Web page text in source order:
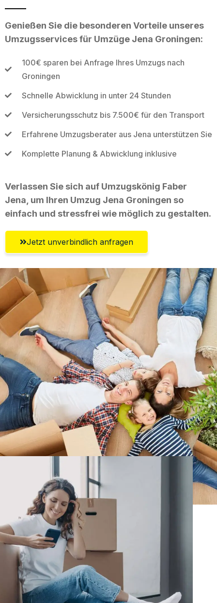
Genießen Sie die besonderen Vorteile unseres
Umzugsservices für Umzüge Jena Groningen:
100€ sparen bei Anfrage Ihres Umzugs nach
Groningen
Schnelle Abwicklung in unter 24 Stunden
Versicherungsschutz bis 7.500€ für den Transport
Erfahrene Umzugsberater aus Jena unterstützen Sie
Komplette Planung & Abwicklung inklusive
Verlassen Sie sich auf Umzugskönig Faber
Jena, um Ihren Umzug Jena Groningen so
einfach und stressfrei wie möglich zu gestalten.
Jetzt unverbindlich anfragen